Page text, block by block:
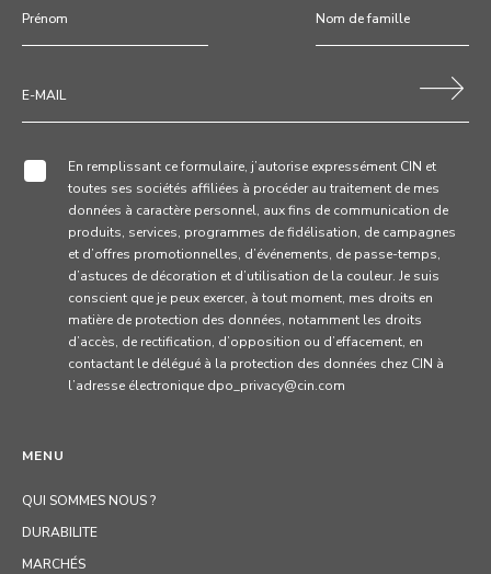
MENU
QUI SOMMES NOUS ?
DURABILITE
MARCHÉS
En remplissant ce formulaire, j’autorise expressément CIN et
toutes ses sociétés affiliées à procéder au traitement de mes
données à caractère personnel, aux fins de communication de
produits, services, programmes de fidélisation, de campagnes
et d’offres promotionnelles, d’événements, de passe-temps,
d’astuces de décoration et d’utilisation de la couleur. Je suis
conscient que je peux exercer, à tout moment, mes droits en
matière de protection des données, notamment les droits
d’accès, de rectification, d’opposition ou d’effacement, en
contactant le délégué à la protection des données chez CIN à
l’adresse électronique dpo_privacy@cin.com